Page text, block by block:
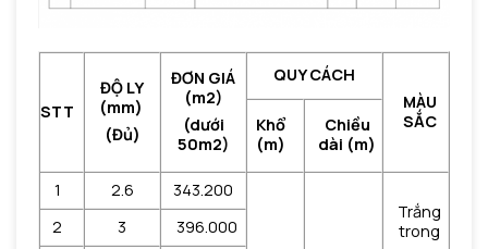
STT
ĐỘ LY
(mm)
(Đủ)
ĐƠN GIÁ
(m2)
(dưới
50m2)
QUY CÁCH
MÀU
SẮC
Khổ
(m)
Chiều
dài (m)
1 2.6 343.200
Trắng
trong
2 3
396.000